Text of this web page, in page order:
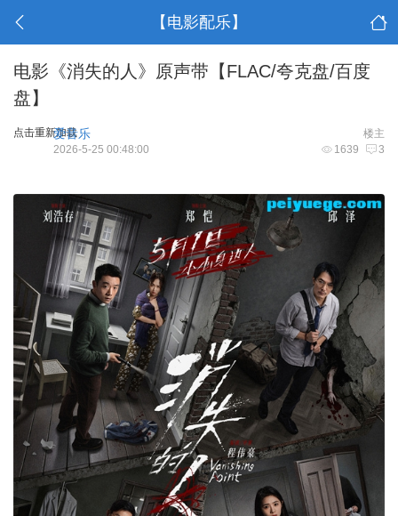
【电影配乐】
电影《消失的人》原声带【FLAC/夸克盘/百度
盘】
点击重新加载 楼主
爱音乐
1639 3
2026-5-25 00:48:00